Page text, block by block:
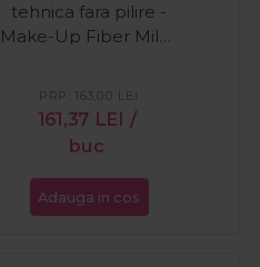
tehnica fara pilire -
Make-Up Fiber Milky
161,37 LEI /
buc
PRP: 163,00 LEI
Adauga in cos